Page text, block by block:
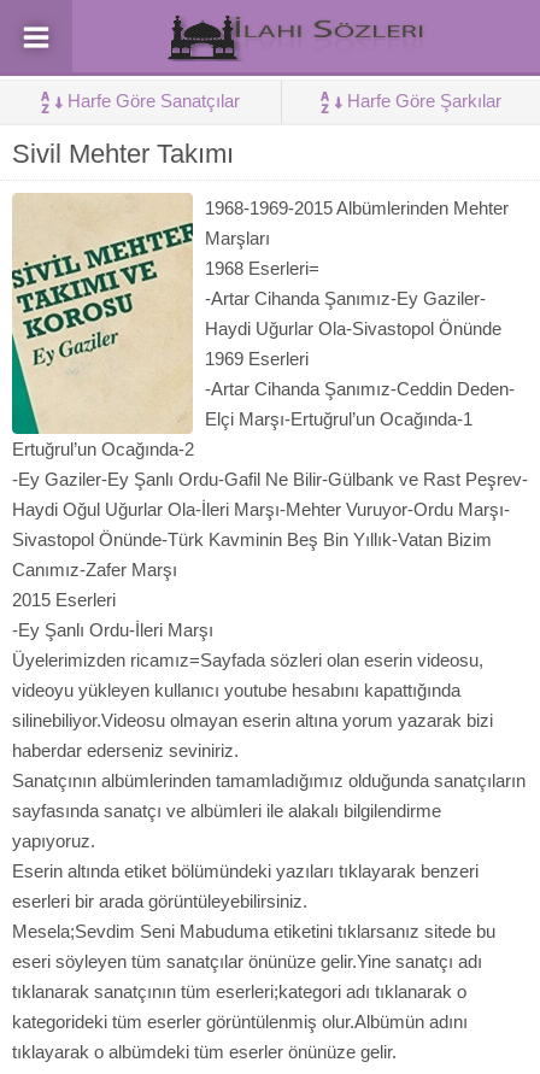
Harfe Göre Sanatçılar Harfe Göre Şarkılar
Sivil Mehter Takımı
1968-1969-2015 Albümlerinden Mehter
Marşları
1968 Eserleri=
-Artar Cihanda Şanımız-Ey Gaziler-
Haydi Uğurlar Ola-Sivastopol Önünde
1969 Eserleri
-Artar Cihanda Şanımız-Ceddin Deden-
Elçi Marşı-Ertuğrul’un Ocağında-1
Ertuğrul’un Ocağında-2
-Ey Gaziler-Ey Şanlı Ordu-Gafil Ne Bilir-Gülbank ve Rast Peşrev-
Haydi Oğul Uğurlar Ola-İleri Marşı-Mehter Vuruyor-Ordu Marşı-
Sivastopol Önünde-Türk Kavminin Beş Bin Yıllık-Vatan Bizim
Canımız-Zafer Marşı
2015 Eserleri
-Ey Şanlı Ordu-İleri Marşı
Üyelerimizden ricamız=Sayfada sözleri olan eserin videosu,
videoyu yükleyen kullanıcı youtube hesabını kapattığında
silinebiliyor.Videosu olmayan eserin altına yorum yazarak bizi
haberdar ederseniz seviniriz.
Sanatçının albümlerinden tamamladığımız olduğunda sanatçıların
sayfasında sanatçı ve albümleri ile alakalı bilgilendirme
yapıyoruz.
Eserin altında etiket bölümündeki yazıları tıklayarak benzeri
eserleri bir arada görüntüleyebilirsiniz.
Mesela;Sevdim Seni Mabuduma etiketini tıklarsanız sitede bu
eseri söyleyen tüm sanatçılar önünüze gelir.Yine sanatçı adı
tıklanarak sanatçının tüm eserleri;kategori adı tıklanarak o
kategorideki tüm eserler görüntülenmiş olur.Albümün adını
tıklayarak o albümdeki tüm eserler önünüze gelir.